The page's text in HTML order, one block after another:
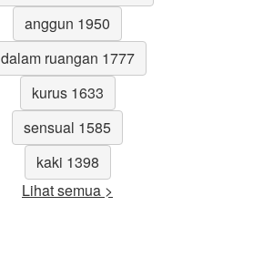
anggun 1950
dalam ruangan 1777
kurus 1633
sensual 1585
kaki 1398
Lihat semua >